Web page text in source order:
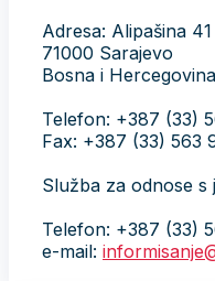
Adresa: Alipašina 41
71000 Sarajevo
Bosna i Hercegovina
Telefon: +387 (33)
Fax: +387 (33) 563
Služba za odnose s
Telefon: +387 (33)
e-mail: